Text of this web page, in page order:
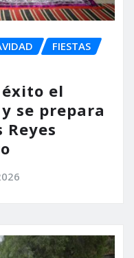
FIESTAS
el
se prepara